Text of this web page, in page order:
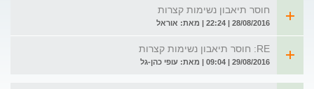
חוסר תיאבון נשימות קצרות
28/08/2016 | 22:24 | מאת: אוראל
RE: חוסר תיאבון נשימות קצרות
29/08/2016 | 09:04 | מאת: עופי כהן-גל